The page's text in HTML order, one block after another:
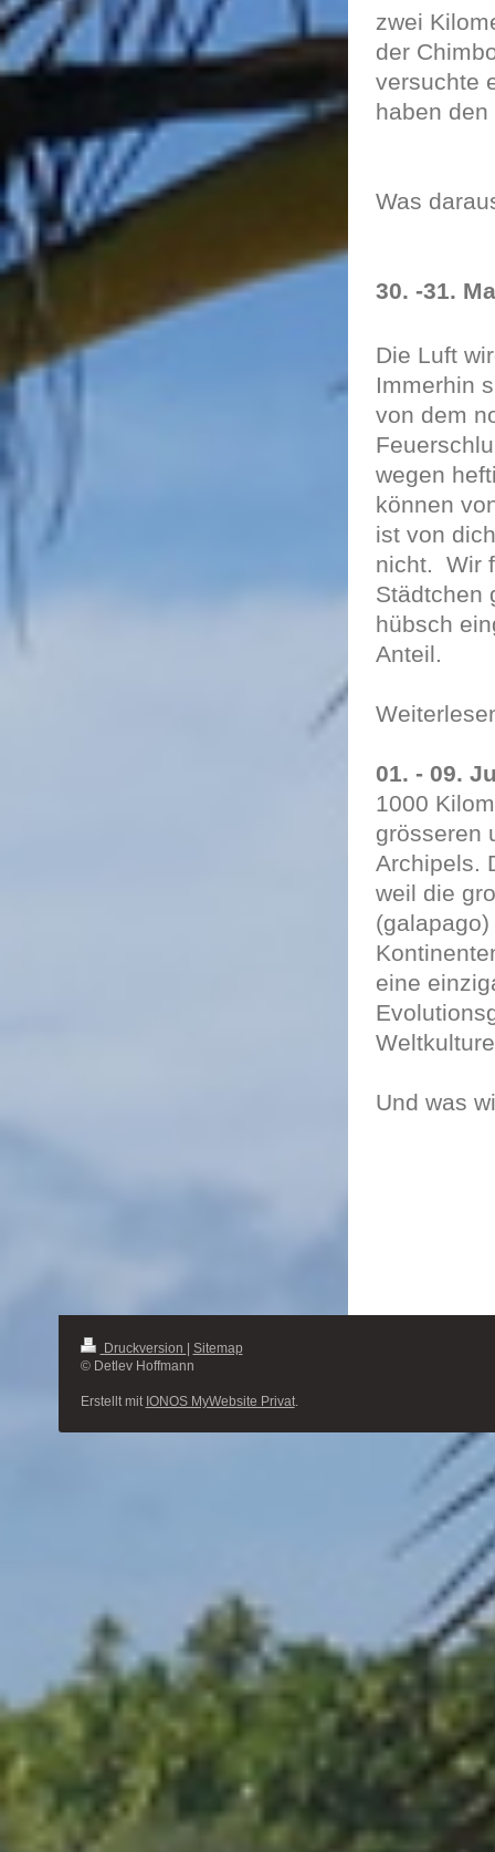
zwei
der
versuchte
haben
Was
30. -31.
Die Luft
Immerhin
von dem
wegen
können
ist von
nicht. Wir
Städtchen
hübsch
Anteil.
01. - 09.
1000
grösseren
Archipels.
weil die
eine
Und was
Druckversion | Sitemap
© Detlev Hoffmann
Erstellt mit IONOS MyWebsite Privat.